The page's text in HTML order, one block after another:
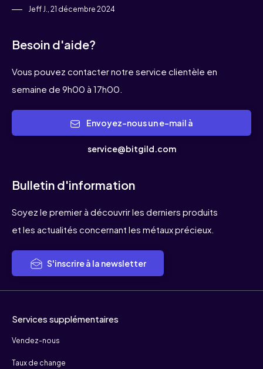
Jeff J., 21 décembre 2024
Besoin d'aide?
Vous pouvez contacter notre service clientèle en
semaine de 9h00 à 17h00.
service@bitgild.com
Bulletin d'information
Soyez le premier à découvrir les derniers produits
et les actualités concernant les métaux précieux.
S'inscrire à la newsletter
Services supplémentaires
Vendez-nous
Taux de change